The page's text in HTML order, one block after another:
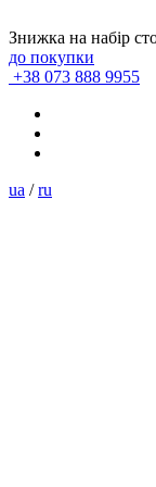
Знижка на набір
до покупки
+38 073 888 9955
ua / ru